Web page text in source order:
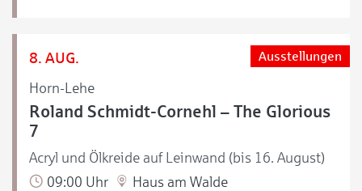
8. AUG.
Horn-Lehe
Ausstellungen
Roland Schmidt-Cornehl – The Glorious
7
Acryl und Ölkreide auf Leinwand (bis 16. August)
09:00 Uhr
Haus am Walde